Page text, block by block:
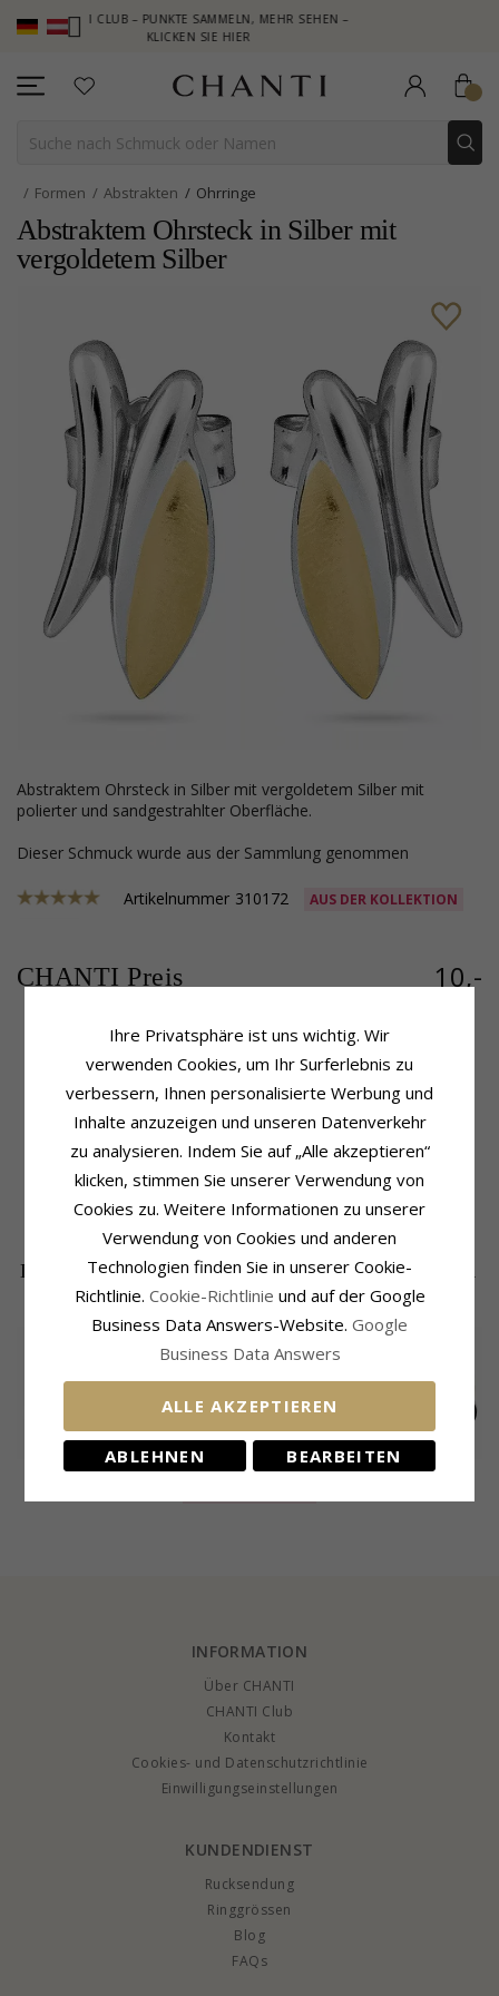
CLUB – PUNKTE SAMMELN, MEHR SEHEN –
KLICKEN SIE HIER
Formen Abstrakten Ohrringe
Abstraktem Ohrsteck in Silber mit
vergoldetem Silber
abstraktem Ohrsteck in Silber mit vergoldetem Silber mit
polierter und sandgestrahlter Oberfläche.
Dieser Schmuck wurde aus der Sammlung genommen
Artikelnummer 310172 AUS DER KOLLEKTION
CHANTI Preis 10,-
Form:Abstraktem
Ohrringe:Ohrsteck
Metall:Silber
Oberfläche:
Polierter Und Sandgestrahlter
Höhe:12,8 mm
Breite: 6,3 mm
Lieferzeit
Lieferzeit: 4-5 Werktage
DIE BELIEBTESTEN PRODUKTE IN DER
KATEGORIE
Lange Tropfen
Abstrakt Ohrringe in
Herz Ohrstecker in
INFORMATION
Über CHANTI
CHANTI Club
Kontakt
Cookies- und Datenschutzrichtlinie
Einwilligungseinstellungen
KUNDENDIENST
Rucksendung
Ringgrössen
Blog
FAQs
Ihre Privatsphäre ist uns wichtig. Wir
verwenden Cookies, um Ihr Surferlebnis zu
verbessern, Ihnen personalisierte Werbung und
Inhalte anzuzeigen und unseren Datenverkehr
zu analysieren. Indem Sie auf „Alle akzeptieren“
klicken, stimmen Sie unserer Verwendung von
Cookies zu. Weitere Informationen zu unserer
Verwendung von Cookies und anderen
Technologien finden Sie in unserer Cookie-
Richtlinie. Cookie-Richtlinie und auf der Google
Business Data Answers-Website. Google
Business Data Answers
ALLE AKZEPTIEREN
ABLEHNEN BEARBEITEN